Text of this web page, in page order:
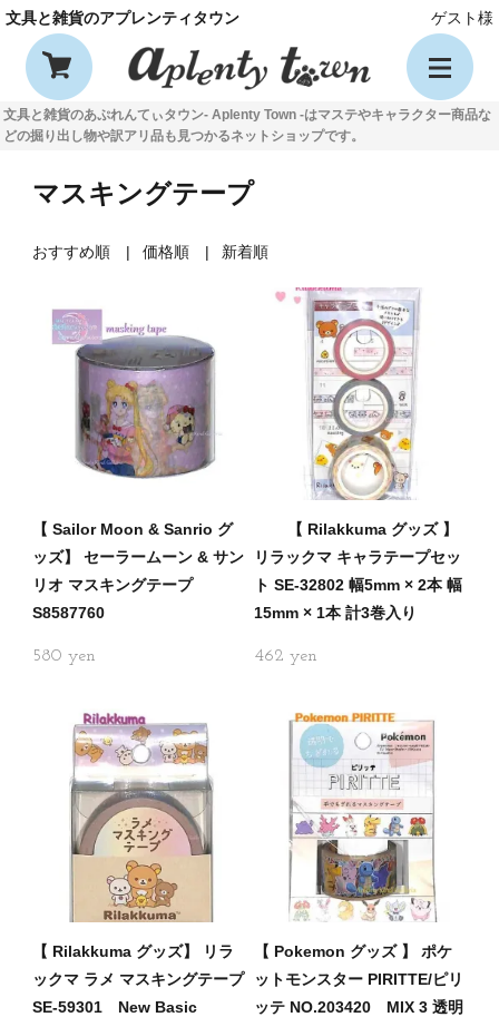
文具と雑貨のあぷれんてぃタウン- Aplenty Town -はマステやキャラクター商品な
どの掘り出し物や訳アリ品も見つかるネットショップです。
文具と雑貨のアプレンティタウン ゲスト様
マスキングテープ
おすすめ順 価格順 新着順
【 Sailor Moon & Sanrio グ
ッズ】 セーラームーン & サン
リオ マスキングテープ
S8587760
580
【 Rilakkuma グッズ 】
リラックマ キャラテープセッ
ト SE-32802 幅5mm × 2本 幅
15mm × 1本 計3巻入り
462
【 Rilakkuma グッズ】 リラ
ックマ ラメ マスキングテープ
SE-59301 New Basic
【 Pokemon グッズ 】 ポケ
ットモンスター PIRITTE/ピリ
ッテ NO.203420 MIX 3 透明